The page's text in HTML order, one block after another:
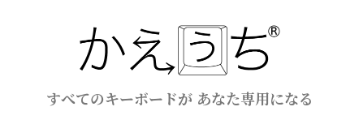
すべてのキーボードが あなた専用になる